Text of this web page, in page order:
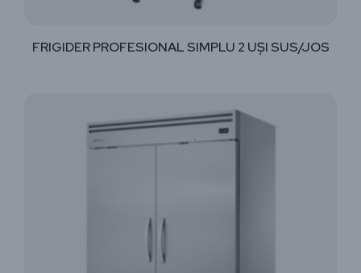
FRIGIDER PROFESIONAL SIMPLU 2 UȘI SUS/JOS